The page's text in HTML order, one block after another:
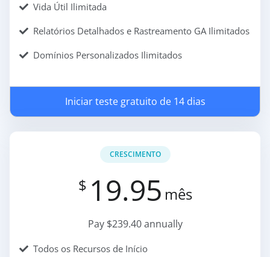
Vida Útil Ilimitada
Relatórios Detalhados e Rastreamento GA Ilimitados
Domínios Personalizados Ilimitados
Iniciar teste gratuito de 14 dias
CRESCIMENTO
$ 19.95 mês
Pay $239.40 annually
Todos os Recursos de Início